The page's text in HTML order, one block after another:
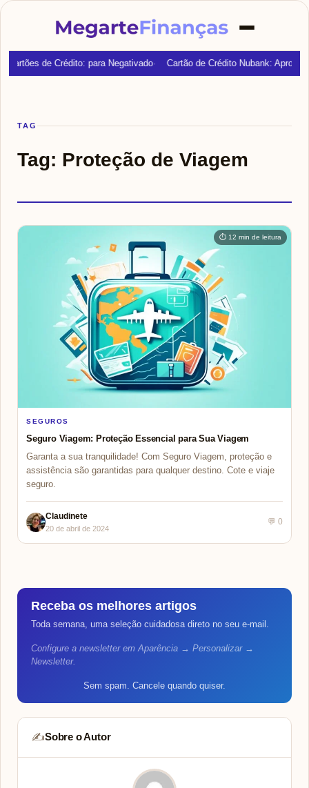
Cartões de Crédito: para Negativado Cartão de Crédito Nubank:
TAG
Tag: Proteção de Viagem
⏱ 12 min de leitura
SEGUROS
Seguro Viagem: Proteção Essencial para Sua Viagem
Garanta a sua tranquilidade! Com Seguro Viagem, proteção e
assistência são garantidas para qualquer destino. Cote e viaje
seguro.
Claudinete
20 de abril de 2024
💬 0
Receba os melhores artigos
Toda semana, uma seleção cuidadosa direto no seu e-mail.
Configure a newsletter em Aparência → Personalizar →
Newsletter.
Sem spam. Cancele quando quiser.
✍️Sobre o Autor